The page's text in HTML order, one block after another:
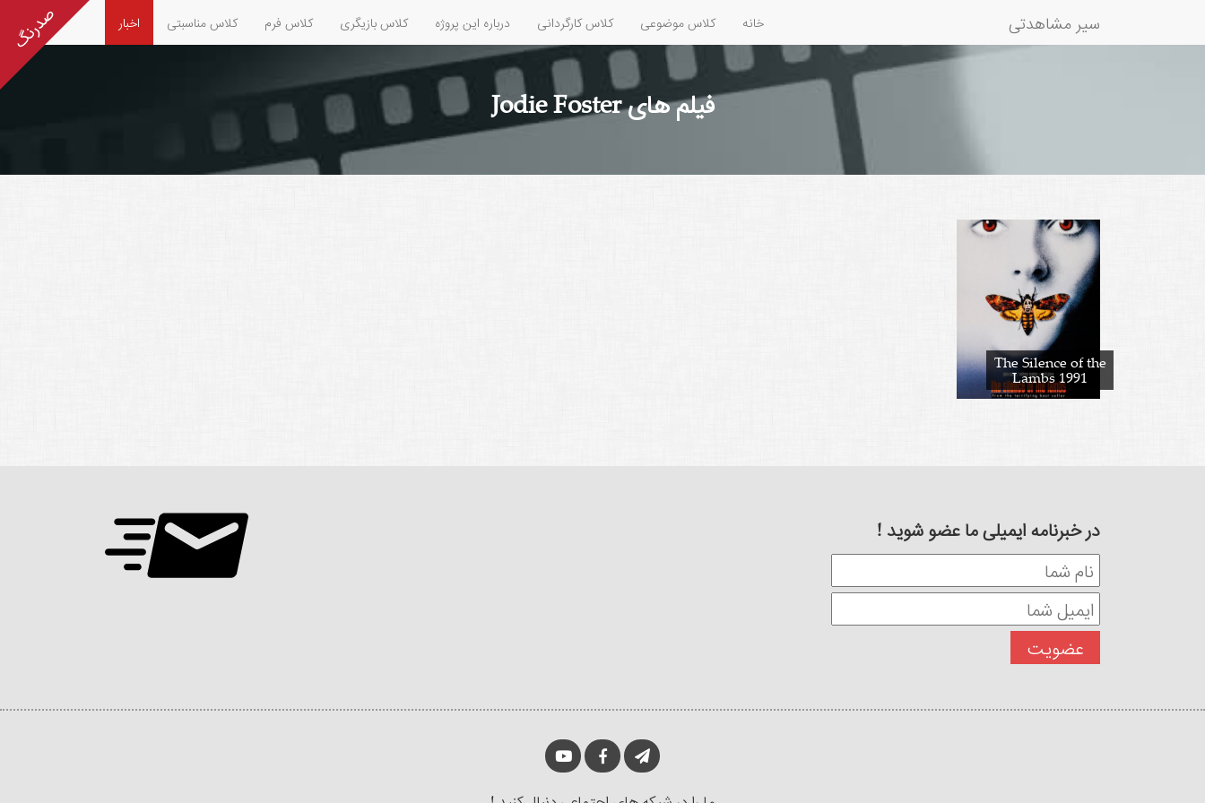
سیر مشاهدتی خانه کلاس موضوعی کلاس کارگردانی درباره این پروژه کلاس بازیگری کلاس فرم کلاس مناسبتی اخبار
فیلم های Jodie Foster
The Silence of the
Lambs 1991
در خبرنامه ایمیلی ما عضو شوید !